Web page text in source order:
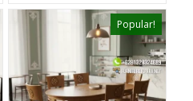
Popular!